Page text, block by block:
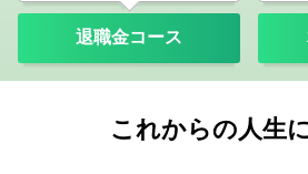
退職金コース
これからの人生